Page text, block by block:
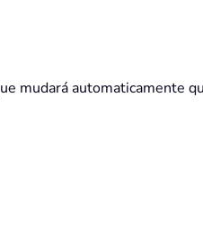
mudará automaticamente